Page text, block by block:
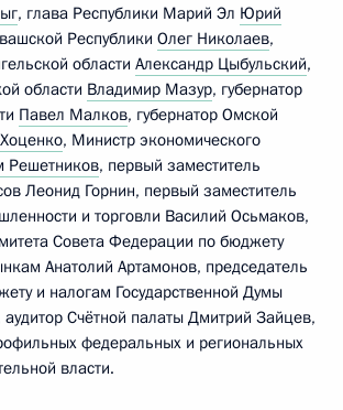
, глава Республики Марий Эл Юрий
Республики Олег Николаев,
области Александр Цыбульский,
области Владимир Мазур, губернатор
Павел Малков, губернатор Омской
, Министр экономического
Решетников, первый заместитель
Леонид Горнин, первый заместитель
и торговли Василий Осьмаков,
Совета Федерации по бюджету
Анатолий Артамонов, председатель
и налогам Государственной Думы
Счётной палаты Дмитрий Зайцев,
федеральных и региональных
власти.